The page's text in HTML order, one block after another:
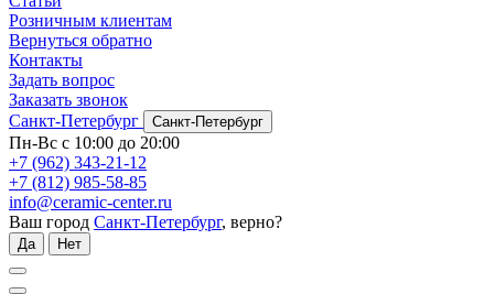
Розничным клиентам
Вернуться обратно
Контакты
Задать вопрос
Заказать звонок
Санкт-Петербург
Санкт-Петербург
Пн-Вс с 10:00 до 20:00
+7 (962) 343-21-12
+7 (812) 985-58-85
info@ceramic-center.ru
Ваш город Санкт-Петербург, верно?
Да Нет